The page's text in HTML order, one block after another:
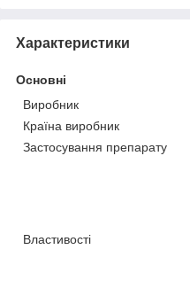
Характеристики
Основні
Виробник
Країна виробник
Застосування препарату
Властивості